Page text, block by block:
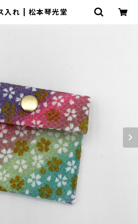
入れ | 松本琴光堂